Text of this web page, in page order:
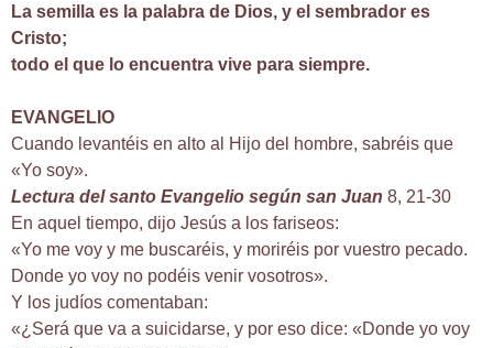
La semilla es la palabra de Dios, y el sembrador es
Cristo;
todo el que lo encuentra vive para siempre.
EVANGELIO
Cuando levantéis en alto al Hijo del hombre, sabréis que
«Yo soy».
Lectura del santo Evangelio según san Juan 8, 21-30
En aquel tiempo, dijo Jesús a los fariseos:
«Yo me voy y me buscaréis, y moriréis por vuestro pecado.
Donde yo voy no podéis venir vosotros».
Y los judíos comentaban:
«¿Será que va a suicidarse, y por eso dice: «Donde yo voy